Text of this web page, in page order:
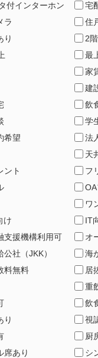
付インターホン
宅
ラ
住
り
2
最
家
建
飲
学
希望
法
天
ント
フ
ワ
け
IT
支援機構利用可
オ
社（JKK）
海
料無料
居
重
飲
り
視
厨
席あり
シ